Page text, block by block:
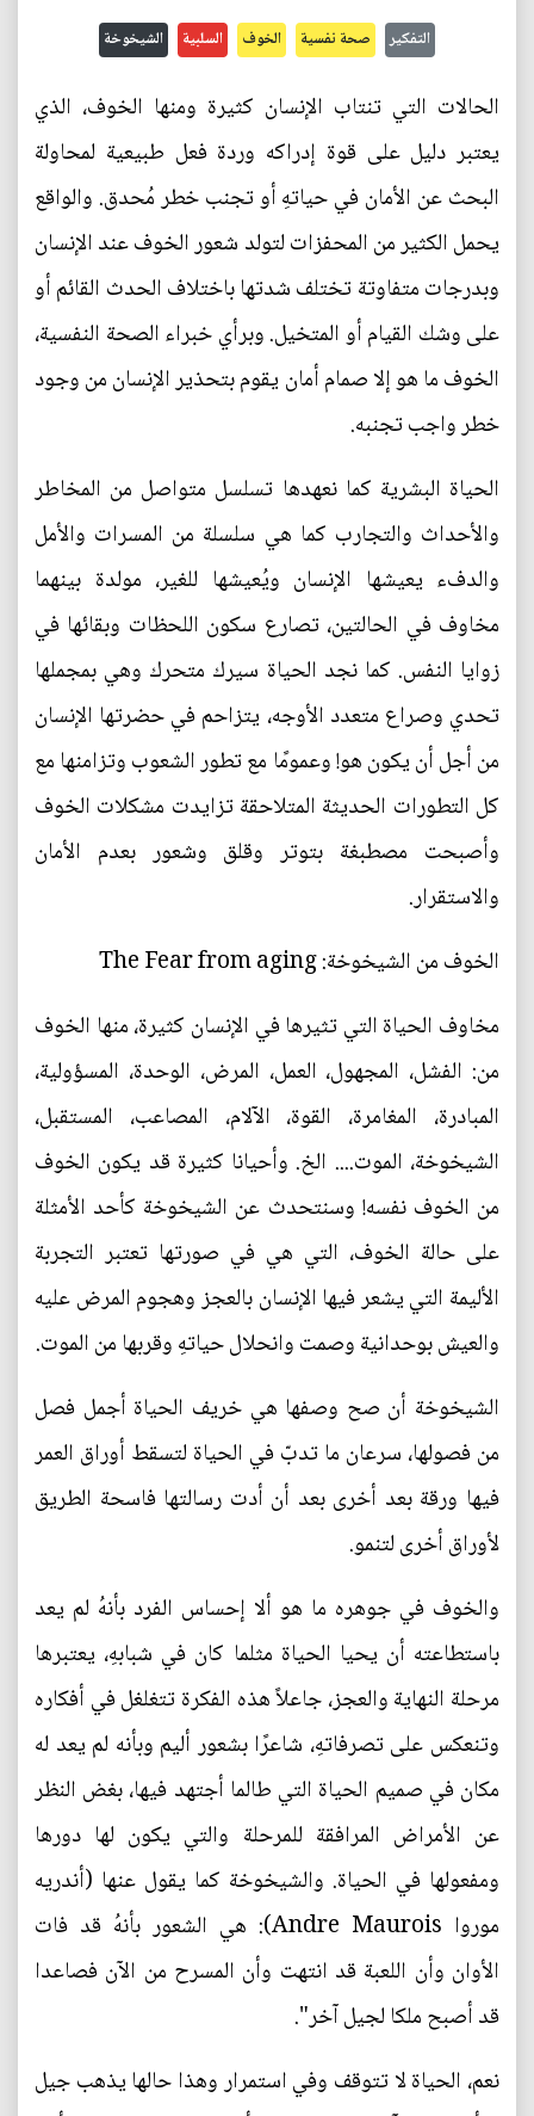
التفكير صحة نفسية الخوف السلبية الشيخوخة
الحالات التي تنتاب الإنسان كثيرة ومنها الخوف، الذي
يعتبر دليل على قوة إدراكه وردة فعل طبيعية لمحاولة
البحث عن الأمان في حياتهِ أو تجنب خطر مُحدق. والواقع
يحمل الكثير من المحفزات لتولد شعور الخوف عند الإنسان
وبدرجات متفاوتة تختلف شدتها باختلاف الحدث القائم أو
على وشك القيام أو المتخيل. وبرأي خبراء الصحة النفسية،
الخوف ما هو إلا صمام أمان يقوم بتحذير الإنسان من وجود
خطر واجب تجنبه.
الحياة البشرية كما نعهدها تسلسل متواصل من المخاطر
والأحداث والتجارب كما هي سلسلة من المسرات والأمل
والدفء يعيشها الإنسان ويُعيشها للغير، مولدة بينهما
مخاوف في الحالتين، تصارع سكون اللحظات وبقائها في
زوايا النفس. كما نجد الحياة سيرك متحرك وهي بمجملها
تحدي وصراع متعدد الأوجه، يتزاحم في حضرتها الإنسان
من أجل أن يكون هو! وعمومًا مع تطور الشعوب وتزامنها مع
كل التطورات الحديثة المتلاحقة تزايدت مشكلات الخوف
وأصبحت مصطبغة بتوتر وقلق وشعور بعدم الأمان
والاستقرار.
الخوف من الشيخوخة: The Fear from aging
مخاوف الحياة التي تثيرها في الإنسان كثيرة، منها الخوف
من: الفشل، المجهول، العمل، المرض، الوحدة، المسؤولية،
المبادرة، المغامرة، القوة، الآلام، المصاعب، المستقبل،
الشيخوخة، الموت.... الخ. وأحيانا كثيرة قد يكون الخوف
من الخوف نفسه! وسنتحدث عن الشيخوخة كأحد الأمثلة
على حالة الخوف، التي هي في صورتها تعتبر التجربة
الأليمة التي يشعر فيها الإنسان بالعجز وهجوم المرض عليه
والعيش بوحدانية وصمت وانحلال حياتهِ وقربها من الموت.
الشيخوخة أن صح وصفها هي خريف الحياة أجمل فصل
من فصولها، سرعان ما تدبّ في الحياة لتسقط أوراق العمر
فيها ورقة بعد أخرى بعد أن أدت رسالتها فاسحة الطريق
لأوراق أخرى لتنمو.
والخوف في جوهره ما هو ألا إحساس الفرد بأنهُ لم يعد
باستطاعته أن يحيا الحياة مثلما كان في شبابهِ، يعتبرها
مرحلة النهاية والعجز، جاعلاً هذه الفكرة تتغلغل في أفكاره
وتنعكس على تصرفاتهِ، شاعرًا بشعور أليم وبأنه لم يعد له
مكان في صميم الحياة التي طالما أجتهد فيها، بغض النظر
عن الأمراض المرافقة للمرحلة والتي يكون لها دورها
ومفعولها في الحياة. والشيخوخة كما يقول عنها (أندريه
موروا Andre Maurois): هي الشعور بأنهُ قد فات
الأوان وأن اللعبة قد انتهت وأن المسرح من الآن فصاعدا
قد أصبح ملكا لجيل آخر".
نعم، الحياة لا تتوقف وفي استمرار وهذا حالها يذهب جيل